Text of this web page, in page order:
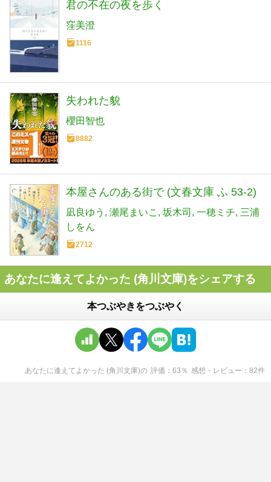
君の不在の夜を歩く
窪美澄
1116
失われた貌
櫻田智也
8882
本屋さんのある街で (文春文庫 ふ 53-2)
凪良ゆう 瀬尾まいこ 坂木司 一穂ミチ 三浦
しをん
2712
あなたに逢えてよかった (角川文庫)をシェアする
本つぶやきをつぶやく
あなたに逢えてよかった (角川文庫)の 評価 63 ％ 感想・レビュー 82件